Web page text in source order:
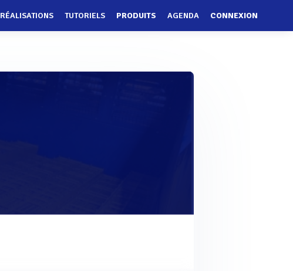
RÉALISATIONS TUTORIELS PRODUITS AGENDA CONNEXION